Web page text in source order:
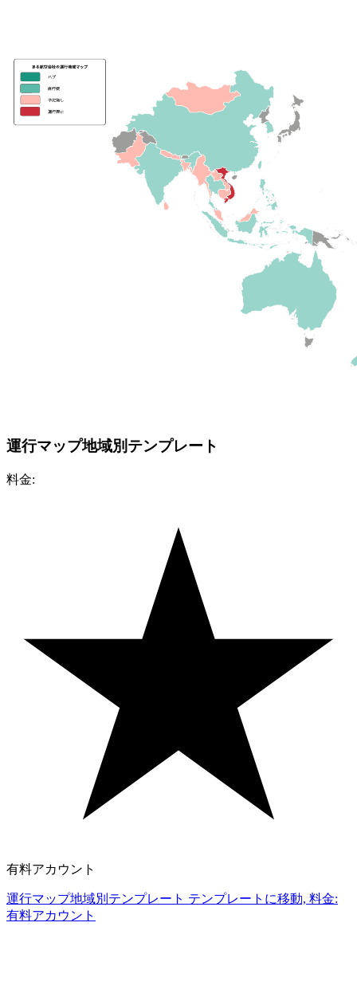
運行マップ地域別テンプレート
料金:
有料アカウント
運行マップ地域別テンプレート テンプレートに移動, 料金:
有料アカウント